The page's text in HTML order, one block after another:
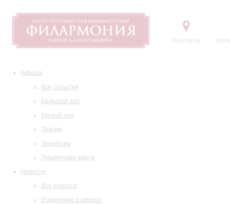
Контакты
Афиша
Все события
Большой зал
Малый зал
Лекции
Экскурсии
Пушкинская карта
Новости
Все новости
Изменения в афише